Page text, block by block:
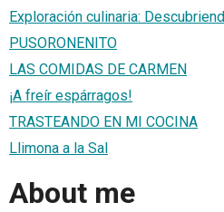
Exploración culinaria:
PUSORONENITO
LAS COMIDAS DE CARMEN
¡A freír espárragos!
TRASTEANDO EN MI COCINA
Llimona a la Sal
About me